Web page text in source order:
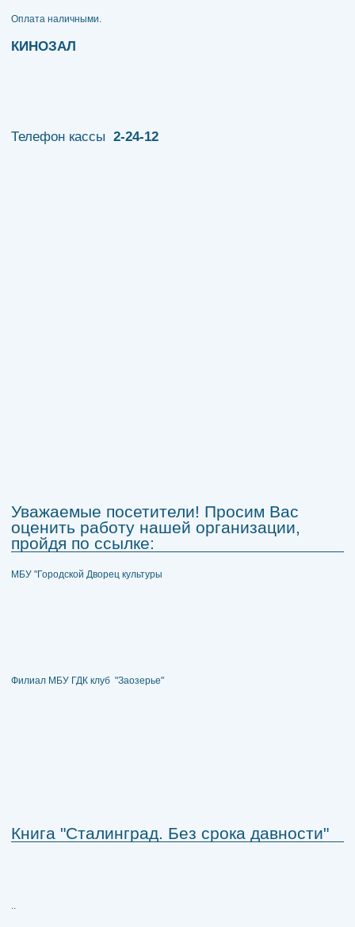
​​​​​​​Оплата наличными.
КИНОЗАЛ
Телефон кассы 2-24-12
Уважаемые посетители! Просим Вас
оценить работу нашей организации,
пройдя по ссылке:
МБУ "Городской Дворец культуры
Филиал МБУ ГДК клуб "Заозерье"
Книга "Сталинград. Без срока давности"